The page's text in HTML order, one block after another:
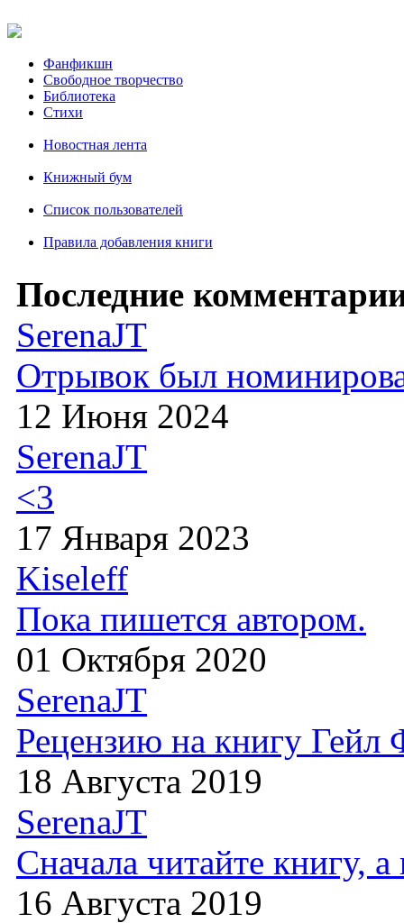
Фанфикшн
Свободное творчество
Библиотека
Стихи
Новостная лента
Книжный бум
Список пользователей
Правила добавления книги
Последние
SerenaJT
Отрывок был
12 Июня 2024
SerenaJT
<3
17 Января 2023
Kiseleff
Пока пишется автором.
01 Октября 2020
SerenaJT
Рецензию на книгу
18 Августа 2019
SerenaJT
Сначала читайте книгу,
16 Августа 2019